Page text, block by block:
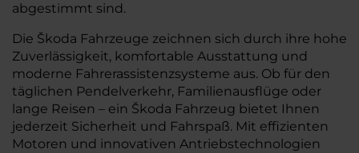
abgestimmt sind.
Die Škoda Fahrzeuge zeichnen sich durch ihre hohe
Zuverlässigkeit, komfortable Ausstattung und
moderne Fahrerassistenzsysteme aus. Ob für den
täglichen Pendelverkehr, Familienausflüge oder
lange Reisen – ein Škoda Fahrzeug bietet Ihnen
jederzeit Sicherheit und Fahrspaß. Mit effizienten
Motoren und innovativen Antriebstechnologien